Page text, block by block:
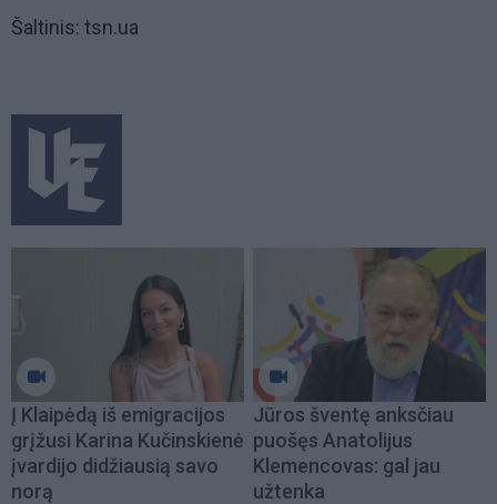
Šaltinis: tsn.ua
Į Klaipėdą iš emigracijos
grįžusi Karina Kučinskienė
įvardijo didžiausią savo
norą
Jūros šventę anksčiau
puošęs Anatolijus
Klemencovas: gal jau
užtenka